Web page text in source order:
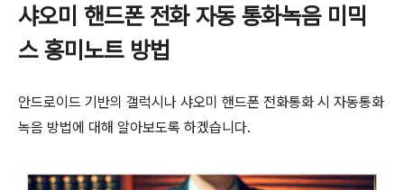
샤오미 핸드폰 전화 자동 통화녹음 미믹
스 홍미노트 방법
안드로이드 기반의 갤럭시나 샤오미 핸드폰 전화통화 시 자동통화
녹음 방법에 대해 알아보도록 하겠습니다.